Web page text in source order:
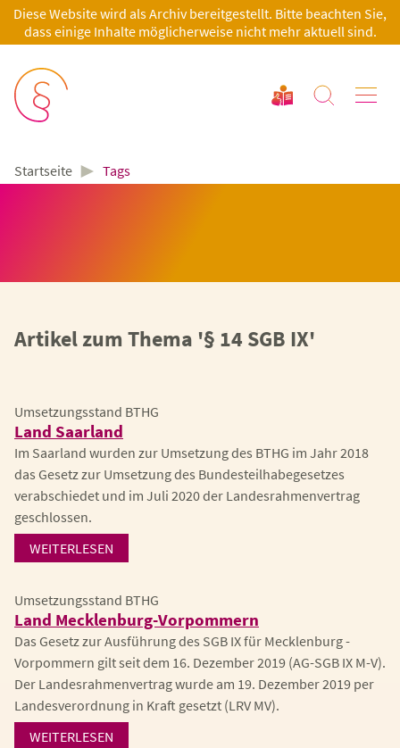
Diese Website wird als Archiv bereitgestellt. Bitte beachten Sie,
dass einige Inhalte möglicherweise nicht mehr aktuell sind.
Startseite ► Tags
Artikel zum Thema '§ 14 SGB IX'
Umsetzungsstand BTHG
Land Saarland
Im Saarland wurden zur Umsetzung des BTHG im Jahr 2018
das Gesetz zur Umsetzung des Bundesteilhabegesetzes
verabschiedet und im Juli 2020 der Landesrahmenvertrag
geschlossen.
WEITERLESEN
Umsetzungsstand BTHG
Land Mecklenburg-Vorpommern
Das Gesetz zur Ausführung des SGB IX für Mecklenburg -
Vorpommern gilt seit dem 16. Dezember 2019 (AG-SGB IX M-V).
Der Landesrahmenvertrag wurde am 19. Dezember 2019 per
Landesverordnung in Kraft gesetzt (LRV MV).
WEITERLESEN